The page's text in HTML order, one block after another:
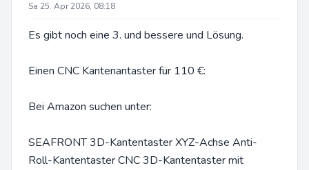
Sa 25. Apr 2026, 08:18
Es gibt noch eine 3. und bessere und Lösung.
Einen CNC Kantenantaster für 110 €:
Bei Amazon suchen unter:
SEAFRONT 3D-Kantentaster XYZ-Achse Anti-
Roll-Kantentaster CNC 3D-Kantentaster mit